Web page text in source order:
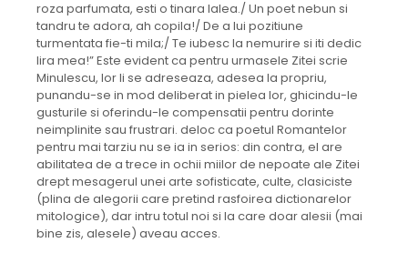
roza parfumata, esti o tinara lalea./ Un poet nebun si
tandru te adora, ah copila!/ De a lui pozitiune
turmentata fie-ti mila;/ Te iubesc la nemurire si iti dedic
lira mea!” Este evident ca pentru urmasele Zitei scrie
Minulescu, lor li se adreseaza, adesea la propriu,
punandu-se in mod deliberat in pielea lor, ghicindu-le
gusturile si oferindu-le compensatii pentru dorinte
neimplinite sau frustrari. deloc ca poetul Romantelor
pentru mai tarziu nu se ia in serios: din contra, el are
abilitatea de a trece in ochii miilor de nepoate ale Zitei
drept mesagerul unei arte sofisticate, culte, clasiciste
(plina de alegorii care pretind rasfoirea dictionarelor
mitologice), dar intru totul noi si la care doar alesii (mai
bine zis, alesele) aveau acces.